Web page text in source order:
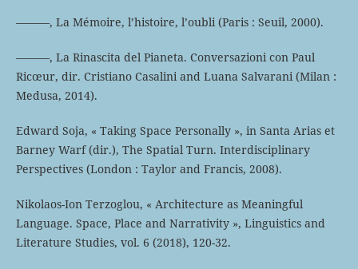
———, La Mémoire, l’histoire, l’oubli (Paris : Seuil, 2000).
———, La Rinascita del Pianeta. Conversazioni con Paul
Ricœur, dir. Cristiano Casalini and Luana Salvarani (Milan :
Medusa, 2014).
Edward Soja, « Taking Space Personally », in Santa Arias et
Barney Warf (dir.), The Spatial Turn. Interdisciplinary
Perspectives (London : Taylor and Francis, 2008).
Nikolaos-Ion Terzoglou, « Architecture as Meaningful
Language. Space, Place and Narrativity », Linguistics and
Literature Studies, vol. 6 (2018), 120-32.